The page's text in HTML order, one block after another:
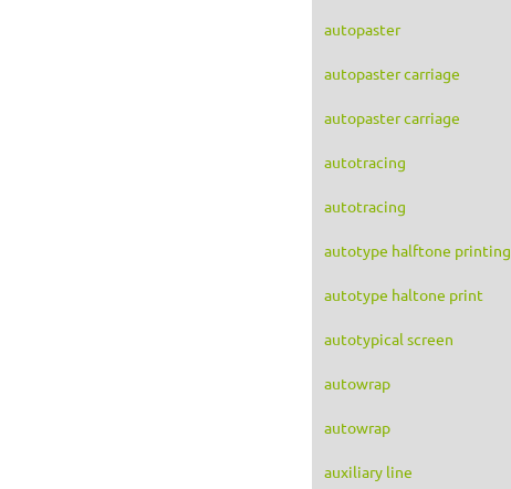
autopaster
autopaster carriage
autopaster carriage
autotracing
autotracing
autotype halftone printing
autotype haltone print
autotypical screen
autowrap
autowrap
auxiliary line